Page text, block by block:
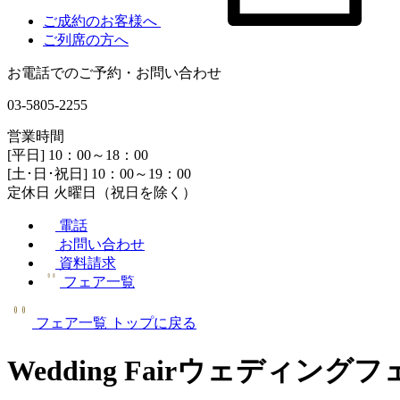
ご成約のお客様へ
ご列席の方へ
お電話でのご予約・お問い合わせ
03-5805-2255
営業時間
[平日] 10：00～18：00
[土･日･祝日] 10：00～19：00
定休日 火曜日（祝日を除く）
電話
お問い合わせ
資料請求
フェア一覧
フェア一覧 トップに戻る
Wedding Fairウェディングフ